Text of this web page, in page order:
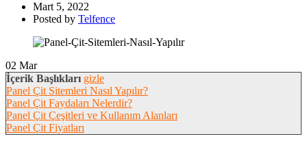
Mart 5, 2022
Posted by Telfence
02 Mar
İçerik Başlıkları gizle
Panel Çit Sitemleri Nasıl Yapılır?
Panel Çit Faydaları Nelerdir?
Panel Çit Çeşitleri ve Kullanım Alanları
Panel Çit Fiyatları